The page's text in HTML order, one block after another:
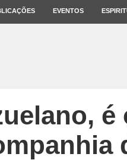
EVENTOS